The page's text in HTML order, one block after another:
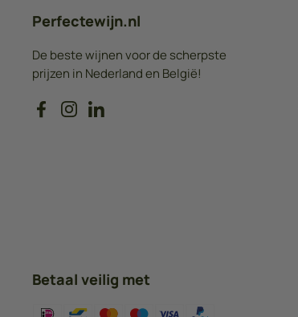
Perfectewijn.nl
De beste wijnen voor de scherpste
prijzen in Nederland en België!
Facebook
InstagramLinkedIn
Betaal veilig met